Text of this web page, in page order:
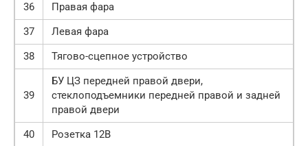
36
Правая фара
37
Левая фара
38
Тягово-сцепное устройство
39
БУ ЦЗ передней правой двери,
стеклоподъемники передней правой и задней
правой двери
40
Розетка 12В